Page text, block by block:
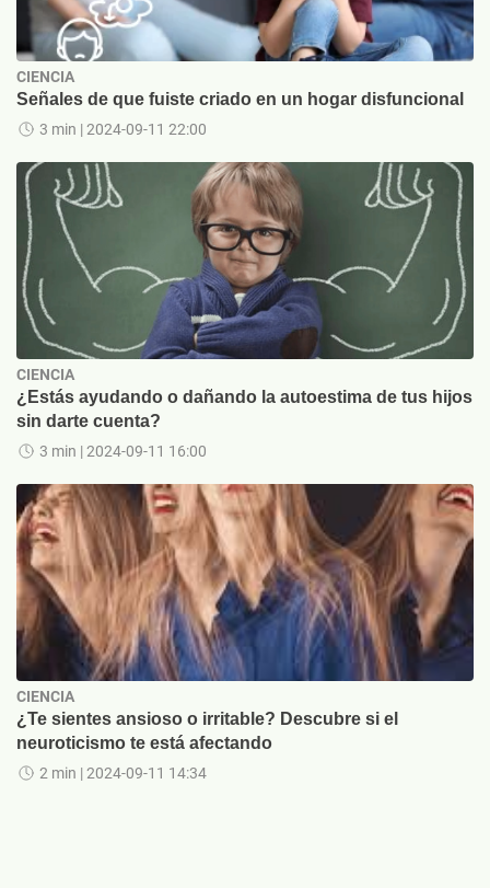
CIENCIA
Señales de que fuiste criado en un hogar disfuncional
3 min | 2024-09-11 22:00
CIENCIA
¿Estás ayudando o dañando la autoestima de tus hijos
sin darte cuenta?
3 min | 2024-09-11 16:00
CIENCIA
¿Te sientes ansioso o irritable? Descubre si el
neuroticismo te está afectando
2 min | 2024-09-11 14:34